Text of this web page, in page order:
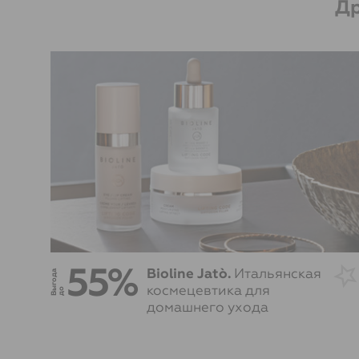
В ы
г
о
д
а
д о 55% Bioline Jatò.Итальянская
космецевтика для
домашнего ухода